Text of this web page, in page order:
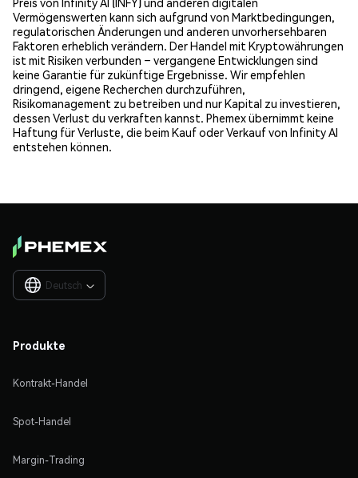
Vermögenswerten kann sich aufgrund von Marktbedingungen,
regulatorischen Änderungen und anderen unvorhersehbaren
Faktoren erheblich verändern. Der Handel mit Kryptowährungen
ist mit Risiken verbunden – vergangene Entwicklungen sind
keine Garantie für zukünftige Ergebnisse. Wir empfehlen
dringend, eigene Recherchen durchzuführen,
Risikomanagement zu betreiben und nur Kapital zu investieren,
dessen Verlust du verkraften kannst. Phemex übernimmt keine
Haftung für Verluste, die beim Kauf oder Verkauf von Infinity AI
entstehen können.
Deutsch 
Produkte
Kontrakt-Handel
Spot-Handel
Margin-Trading